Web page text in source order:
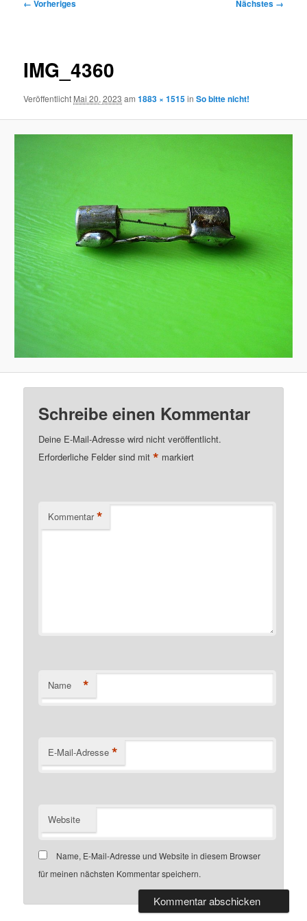
← Vorheriges Nächstes →
IMG_4360
Veröffentlicht Mai 20, 2023 am1883 × 1515inSo bitte nicht!
Schreibe einen Kommentar
Deine E-Mail-Adresse wird nicht veröffentlicht.
Erforderliche Felder sind mit* markiert
Kommentar *
Name *
E-Mail-Adresse *
Website
Name, E-Mail-Adresse und Website in diesem Browser
für meinen nächsten Kommentar speichern.